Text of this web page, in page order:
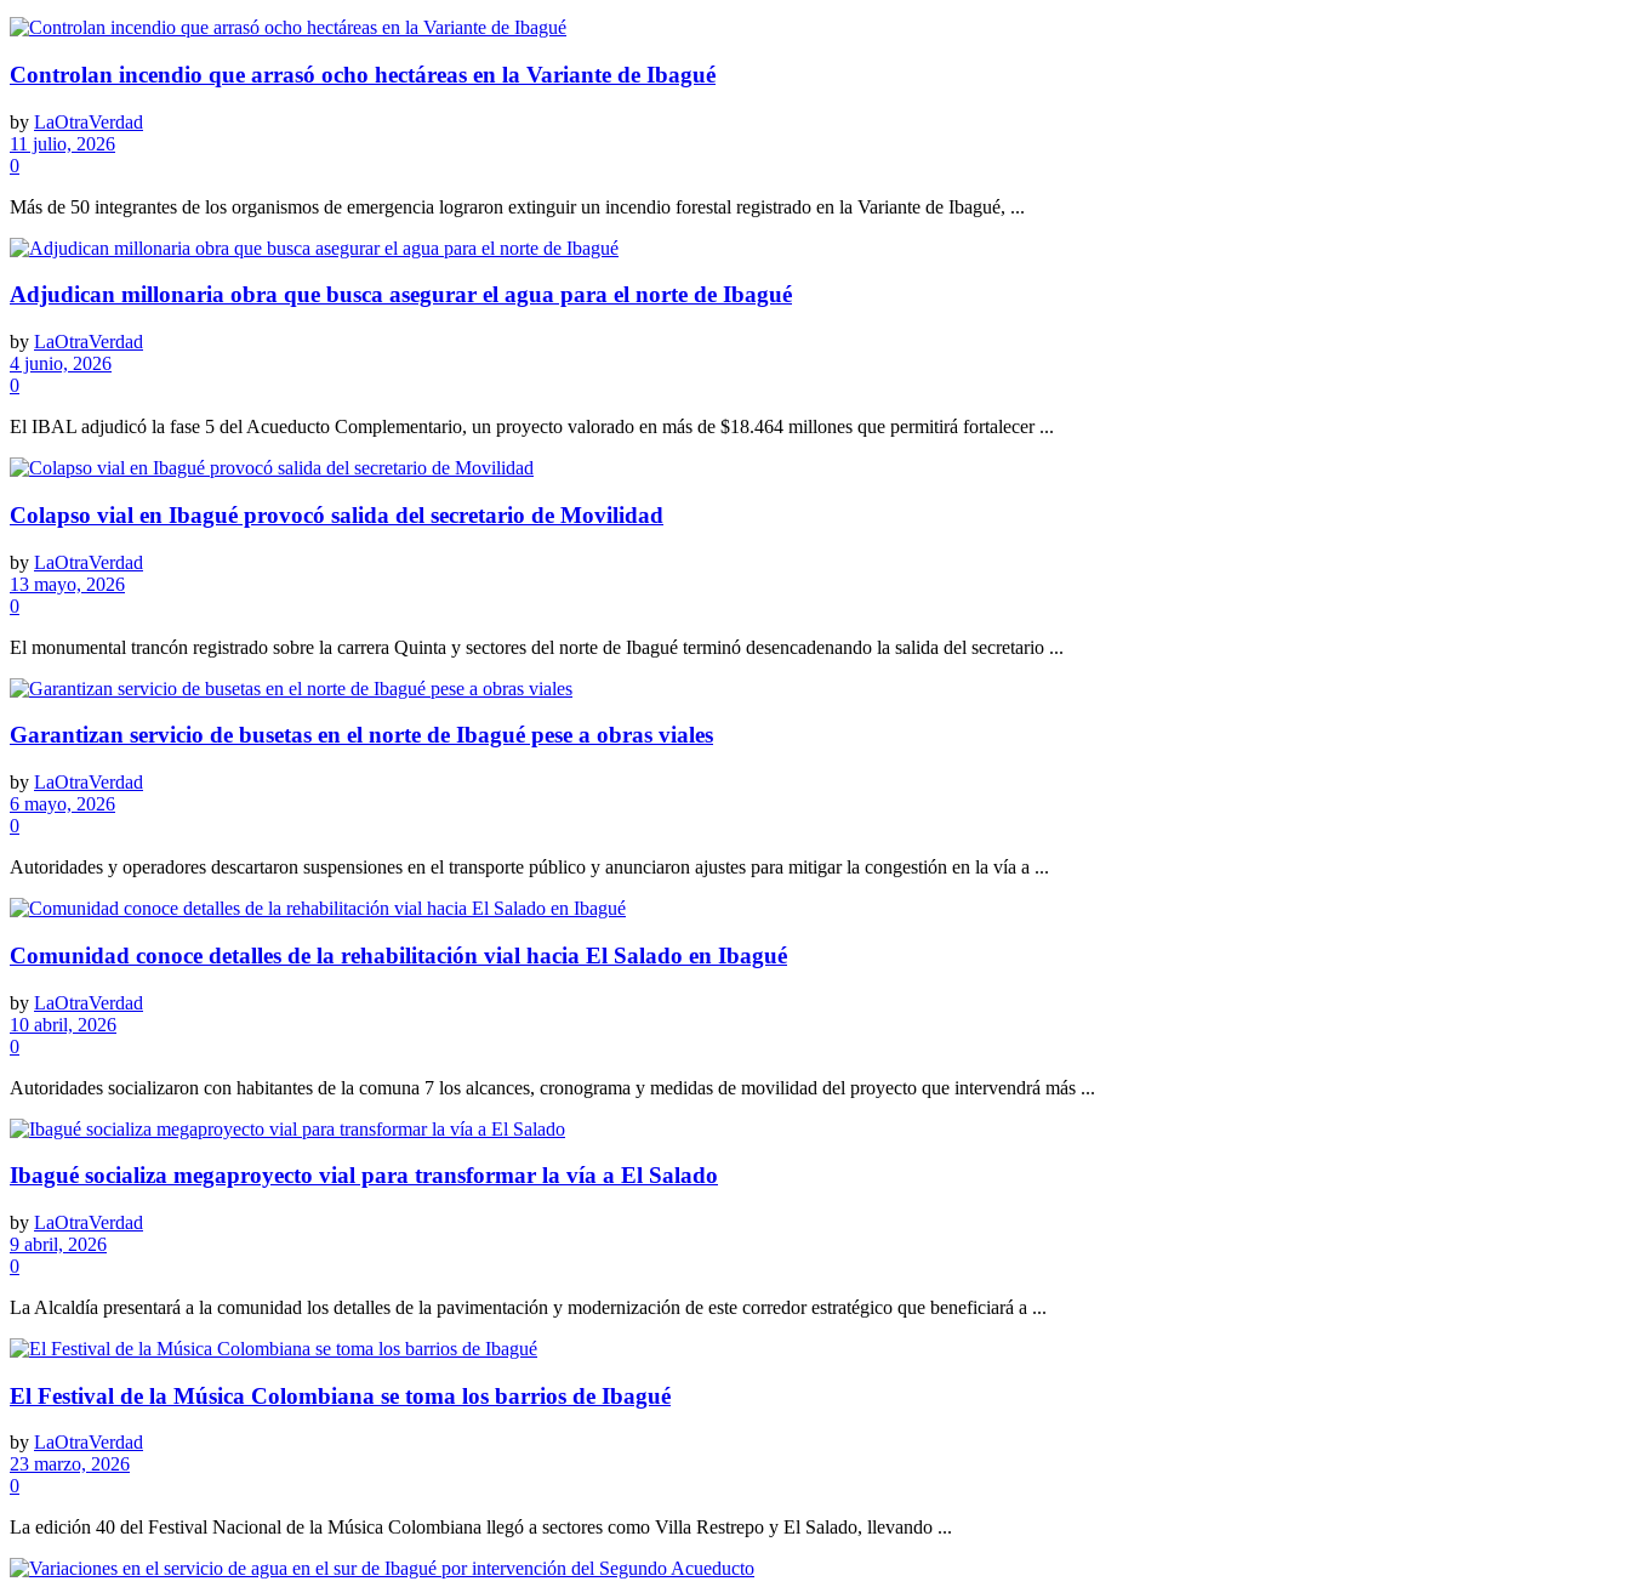
Controlan incendio que arrasó ocho hectáreas en la Variante de Ibagué
by LaOtraVerdad
11 julio, 2026
0
Más de 50 integrantes de los organismos de emergencia lograron extinguir un incendio forestal registrado en la Variante de Ibagué, ...
Adjudican millonaria obra que busca asegurar el agua para el norte de Ibagué
by LaOtraVerdad
4 junio, 2026
0
El IBAL adjudicó la fase 5 del Acueducto Complementario, un proyecto valorado en más de $18.464 millones que permitirá fortalecer ...
Colapso vial en Ibagué provocó salida del secretario de Movilidad
by LaOtraVerdad
13 mayo, 2026
0
El monumental trancón registrado sobre la carrera Quinta y sectores del norte de Ibagué terminó desencadenando la salida del secretario ...
Garantizan servicio de busetas en el norte de Ibagué pese a obras viales
by LaOtraVerdad
6 mayo, 2026
0
Autoridades y operadores descartaron suspensiones en el transporte público y anunciaron ajustes para mitigar la congestión en la vía a ...
Comunidad conoce detalles de la rehabilitación vial hacia El Salado en Ibagué
by LaOtraVerdad
10 abril, 2026
0
Autoridades socializaron con habitantes de la comuna 7 los alcances, cronograma y medidas de movilidad del proyecto que intervendrá más ...
Ibagué socializa megaproyecto vial para transformar la vía a El Salado
by LaOtraVerdad
9 abril, 2026
0
La Alcaldía presentará a la comunidad los detalles de la pavimentación y modernización de este corredor estratégico que beneficiará a ...
El Festival de la Música Colombiana se toma los barrios de Ibagué
by LaOtraVerdad
23 marzo, 2026
0
La edición 40 del Festival Nacional de la Música Colombiana llegó a sectores como Villa Restrepo y El Salado, llevando ...